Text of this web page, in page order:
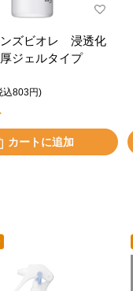
ズビオレ 浸透化
ジェルタイプ
込803円)
カートに追加